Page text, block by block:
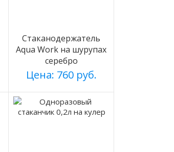
Стаканодержатель
Aqua Work на шурупах
серебро
Цена: 760 руб.